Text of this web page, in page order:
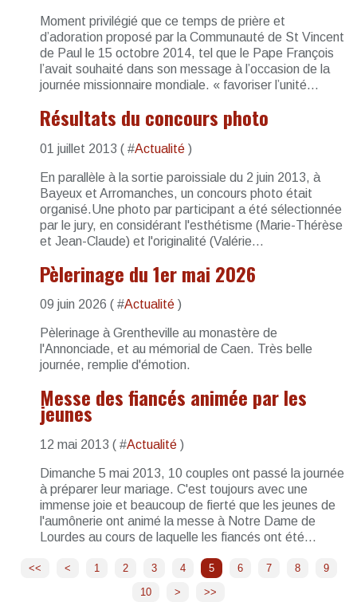
Moment privilégié que ce temps de prière et
d’adoration proposé par la Communauté de St Vincent
de Paul le 15 octobre 2014, tel que le Pape François
l’avait souhaité dans son message à l’occasion de la
journée missionnaire mondiale. « favoriser l’unité...
Résultats du concours photo
01 juillet 2013 ( #Actualité )
En parallèle à la sortie paroissiale du 2 juin 2013, à
Bayeux et Arromanches, un concours photo était
organisé.Une photo par participant a été sélectionnée
par le jury, en considérant l'esthétisme (Marie-Thérèse
et Jean-Claude) et l'originalité (Valérie...
Pèlerinage du 1er mai 2026
09 juin 2026 ( #Actualité )
Pèlerinage à Grentheville au monastère de
l'Annonciade, et au mémorial de Caen. Très belle
journée, remplie d'émotion.
Messe des fiancés animée par les
jeunes
12 mai 2013 ( #Actualité )
Dimanche 5 mai 2013, 10 couples ont passé la journée
à préparer leur mariage. C'est toujours avec une
immense joie et beaucoup de fierté que les jeunes de
l'aumônerie ont animé la messe à Notre Dame de
Lourdes au cours de laquelle les fiancés ont été...
<< < 1 2 3 4 5 6 7 8
9
10
20
30
40
> >>